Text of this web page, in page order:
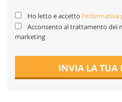
Ho letto e accetto l'informativa
Acconsento al trattamento dei
marketing
INVIA LA TUA